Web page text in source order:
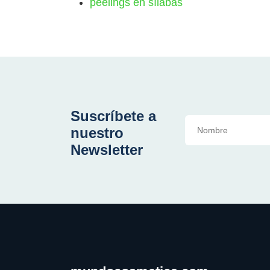
peelings en sílabas
Suscríbete a
nuestro
Newsletter